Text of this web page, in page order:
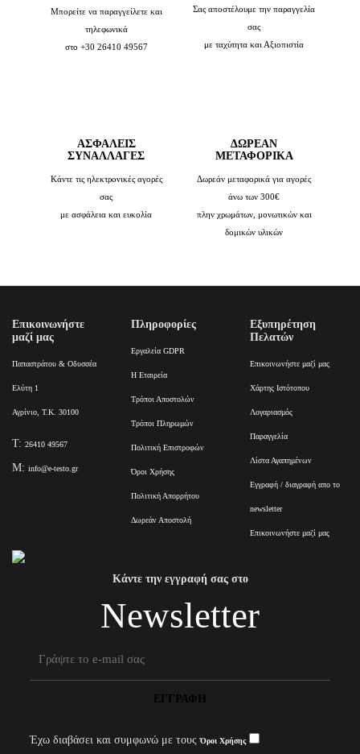
Μπορείτε να παραγγείλετε και
τηλεφωνικά
στο +30 26410 49567
Σας αποστέλουμε την παραγγελία
σας
με ταχύτητα και Αξιοπιστία
ΑΣΦΑΛΕΙΣ
ΣΥΝΑΛΛΑΓΕΣ
Κάντε τις ηλεκτρονικές αγορές
σας
με ασφάλεια και ευκολία
ΔΩΡΕΑΝ
ΜΕΤΑΦΟΡΙΚΑ
Δωρεάν μεταφορικά για αγορές
άνω των 300€
πλην χρωμάτων, μονωτικών και
δομικών υλικών
Επικοινωνήστε
μαζί μας
Παπαστράτου & Οδυσσέα
Ελύτη 1
Αγρίνιο, Τ.Κ. 30100
T: 26410 49567
M: info@e-testo.gr
Πληροφορίες
Εργαλεία GDPR
Η Εταιρεία
Τρόποι Αποστολών
Τρόποι Πληρωμών
Πολιτική Επιστροφών
Όροι Χρήσης
Πολιτική Απορρήτου
Δωρεάν Αποστολή
Εξυπηρέτηση
Πελατών
Επικοινωνήστε μαζί μας
Χάρτης Ιστότοπου
Λογαριασμός
Παραγγελία
Λίστα Αγαπημένων
Εγγραφή / διαγραφή απο το
newsletter
Επικοινωνήστε μαζί μας
Κάντε την εγγραφή σας στο
Newsletter
ΕΓΓΡΑΦΉ
Έχω διαβάσει και συμφωνώ με τουςΌροι Χρήσης